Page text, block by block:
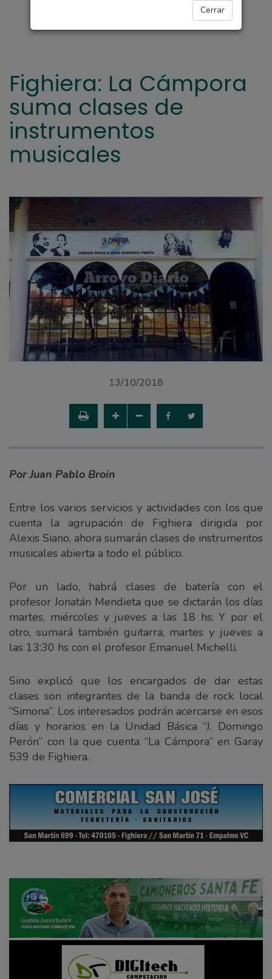
Cerrar
Fighiera: La Cámpora
suma clases de
instrumentos
musicales
13/10/2018
Por Juan Pablo Broin
Entre los varios servicios y actividades con los que
cuenta la agrupación de Fighiera dirigida por
Alexis Siano, ahora sumarán clases de instrumentos
musicales abierta a todo el público.
Por un lado, habrá clases de batería con el
profesor Jonatán Mendieta que se dictarán los días
martes, miércoles y jueves a las 18 hs. Y por el
otro, sumará también guitarra, martes y jueves a
las 13:30 hs con el profesor Emanuel Michelli.
Sino explicó que los encargados de dar estas
clases son integrantes de la banda de rock local
“Simona”. Los interesados podrán acercarse en esos
días y horarios en la Unidad Básica “J. Domingo
Perón” con la que cuenta “La Cámpora” en Garay
539 de Fighiera.